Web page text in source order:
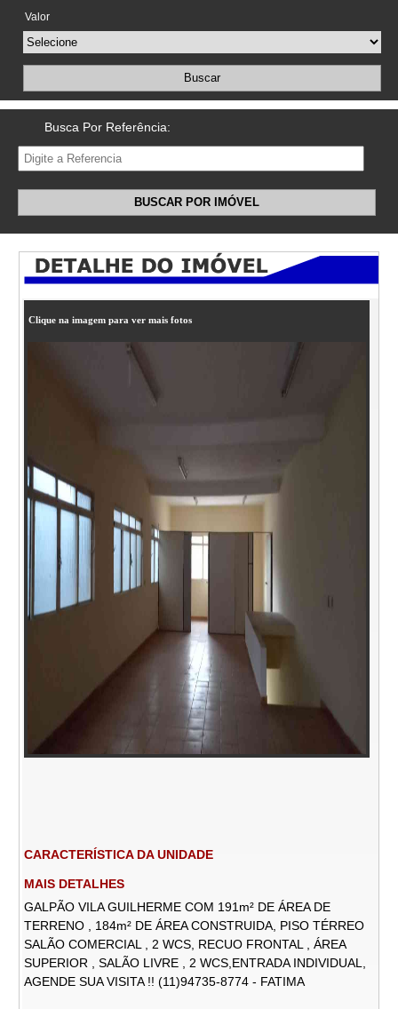
Valor
Buscar
Busca Por Referência:
BUSCAR POR IMÓVEL
Clique na imagem para ver mais fotos
CARACTERÍSTICA DA UNIDADE
MAIS DETALHES
GALPÃO VILA GUILHERME COM 191m² DE ÁREA DE
TERRENO , 184m² DE ÁREA CONSTRUIDA, PISO TÉRREO
SALÃO COMERCIAL , 2 WCS, RECUO FRONTAL , ÁREA
SUPERIOR , SALÃO LIVRE , 2 WCS,ENTRADA INDIVIDUAL,
AGENDE SUA VISITA !! (11)94735-8774 - FATIMA